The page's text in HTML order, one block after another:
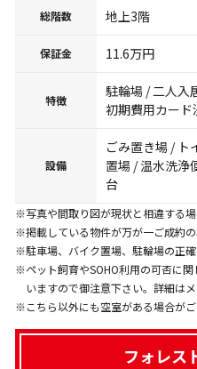
総階数 地上3階
保証金 11.6万円
特徴
駐輪場 / 二人入
初期費用カード
設備
ごみ置き場 / ト
置場 / 温水洗浄
台
※写真や間取り図が現状と相違する場
※掲載している物件が万が一ご成約の
※駐車場、バイク置場、駐輪場の正
※ペット飼育やSOHO利用の可否に
いますので御注意下さい。詳細は
※こちら以外にも空室がある場合が
フォレス